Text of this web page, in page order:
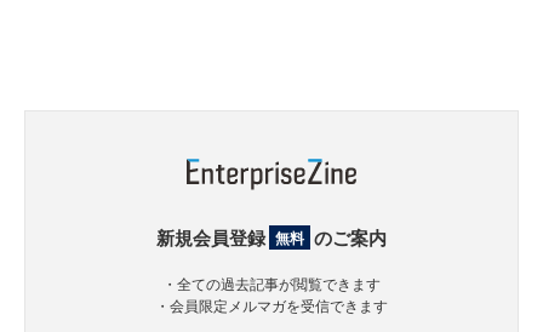
新規会員登録 無料 のご案内
・全ての過去記事が閲覧できます
・会員限定メルマガを受信できます